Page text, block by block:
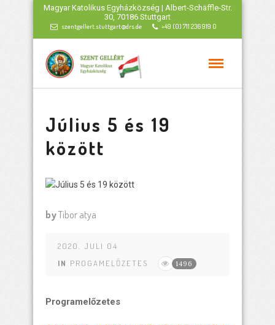
Magyar Katolikus Egyházközség | Albert-Schäffle-Str.
30, 70186 Stuttgart
szentgellert.stuttgart@drs.de +49 (0) 711 236 919 0
Július 5 és 19
között
byTibor atya
2020. JULI 04
IN PROGAMELŐZETES 1496
Programelőzetes